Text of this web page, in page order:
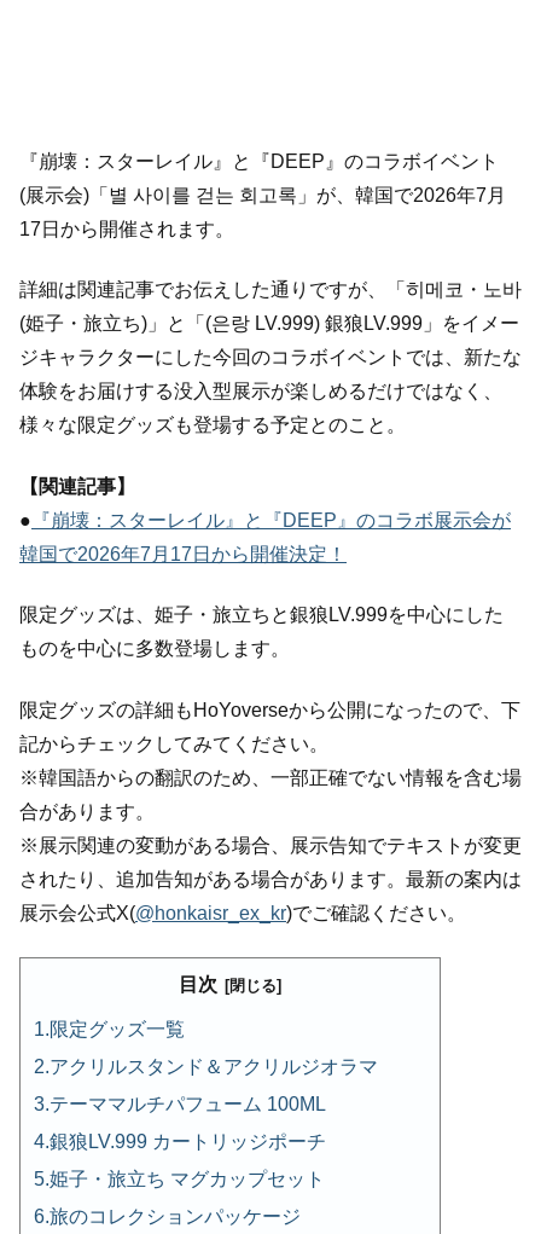
『崩壊：スターレイル』と『DEEP』のコラボイベント
(展示会)「별 사이를 걷는 회고록」が、韓国で2026年7月
17日から開催されます。
詳細は関連記事でお伝えした通りですが、「히메코・노바
(姫子・旅立ち)」と「(은랑 LV.999) 銀狼LV.999」をイメー
ジキャラクターにした今回のコラボイベントでは、新たな
体験をお届けする没入型展示が楽しめるだけではなく、
様々な限定グッズも登場する予定とのこと。
【関連記事】
● 『崩壊：スターレイル』と『DEEP』のコラボ展示会が
韓国で2026年7月17日から開催決定！
限定グッズは、姫子・旅立ちと銀狼LV.999を中心にした
ものを中心に多数登場します。
限定グッズの詳細もHoYoverseから公開になったので、下
記からチェックしてみてください。
※韓国語からの翻訳のため、一部正確でない情報を含む場
合があります。
※展示関連の変動がある場合、展示告知でテキストが変更
されたり、追加告知がある場合があります。最新の案内は
展示会公式X(@honkaisr_ex_kr)でご確認ください。
目次
限定グッズ一覧
アクリルスタンド＆アクリルジオラマ
テーママルチパフューム 100ML
銀狼LV.999 カートリッジポーチ
姫子・旅立ち マグカップセット
旅のコレクションパッケージ